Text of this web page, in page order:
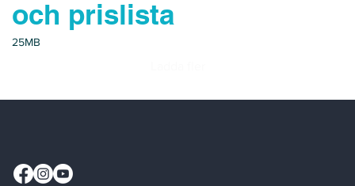
och prislista
25MB